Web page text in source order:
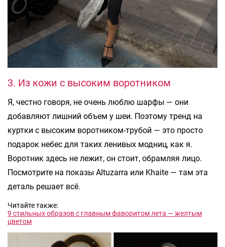
3. Из кожи с высоким воротником
Я, честно говоря, не очень люблю шарфы — они
добавляют лишний объем у шеи. Поэтому тренд на
куртки с высоким воротником-трубой — это просто
подарок небес для таких ленивых модниц, как я.
Воротник здесь не лежит, он стоит, обрамляя лицо.
Посмотрите на показы Altuzarra или Khaite — там эта
деталь решает всё.
Читайте также:
9 стильных образов с главным фаворитом лета — желтым
цветом